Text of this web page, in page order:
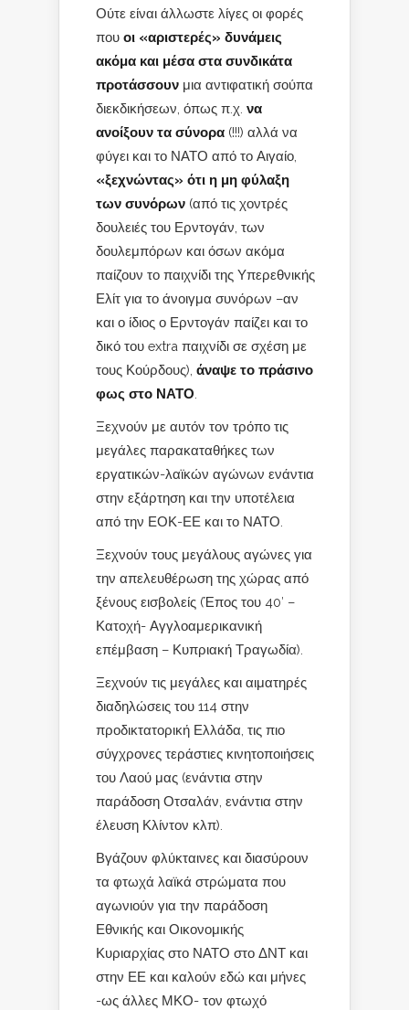
Ούτε είναι άλλωστε λίγες οι φορές
που οι «αριστερές» δυνάμεις
ακόμα και μέσα στα συνδικάτα
προτάσσουν μια αντιφατική σούπα
διεκδικήσεων, όπως π.χ. να
ανοίξουν τα σύνορα (!!!) αλλά να
φύγει και το ΝΑΤΟ από το Αιγαίο,
«ξεχνώντας» ότι η μη φύλαξη
των συνόρων (από τις χοντρές
δουλειές του Ερντογάν, των
δουλεμπόρων και όσων ακόμα
παίζουν το παιχνίδι της Υπερεθνικής
Ελίτ για το άνοιγμα συνόρων –αν
και ο ίδιος ο Ερντογάν παίζει και το
δικό του extra παιχνίδι σε σχέση με
τους Κούρδους), άναψε το πράσινο
φως στο ΝΑΤΟ
Ξεχνούν με αυτόν τον τρόπο τις
μεγάλες παρακαταθήκες των
εργατικών-λαϊκών αγώνων ενάντια
στην εξάρτηση και την υποτέλεια
από την ΕΟΚ-ΕΕ και το ΝΑΤΟ.
Ξεχνούν τους μεγάλους αγώνες για
την απελευθέρωση της χώρας από
ξένους εισβολείς (Έπος του 40′ –
Κατοχή- Αγγλοαμερικανική
επέμβαση – Κυπριακή Τραγωδία).
Ξεχνούν τις μεγάλες και αιματηρές
διαδηλώσεις του 114 στην
προδικτατορική Ελλάδα, τις πιο
σύγχρονες τεράστιες κινητοποιήσεις
του Λαού μας (ενάντια στην
παράδοση Οτσαλάν, ενάντια στην
έλευση Κλίντον κλπ).
Βγάζουν φλύκταινες και διασύρουν
τα φτωχά λαϊκά στρώματα που
αγωνιούν για την παράδοση
Εθνικής και Οικονομικής
Κυριαρχίας στο ΝΑΤΟ στο ΔΝΤ και
στην ΕΕ και καλούν εδώ και μήνες
-ως άλλες ΜΚΟ- τον φτωχό